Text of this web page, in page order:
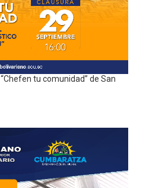
tu comunidad” de San